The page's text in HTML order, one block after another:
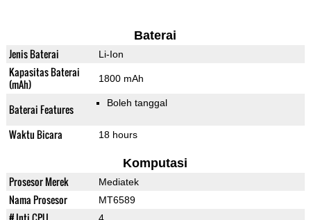
Baterai
Jenis Baterai Li-Ion
Kapasitas Baterai
(mAh)
1800 mAh
Baterai Features Boleh tanggal
Waktu Bicara 18 hours
Komputasi
Prosesor Merek Mediatek
Nama Prosesor MT6589